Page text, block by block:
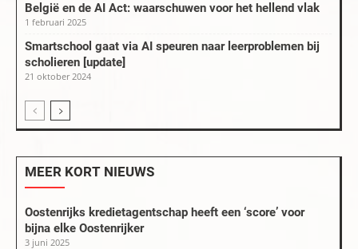
België en de AI Act: waarschuwen voor het hellend vlak
1 februari 2025
Smartschool gaat via AI speuren naar leerproblemen bij
scholieren [update]
21 oktober 2024
MEER KORT NIEUWS
Oostenrijks kredietagentschap heeft een ‘score’ voor
bijna elke Oostenrijker
3 juni 2025